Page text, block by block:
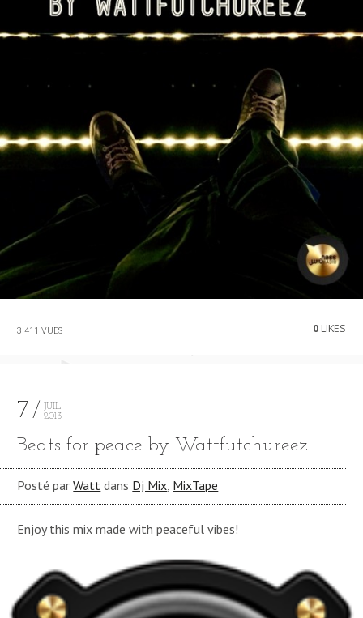
3 411 VUES 0LIKES
7
JUIL
2013
Beats for peace by Wattfutchureez
Posté parWatt dans Dj Mix, MixTape
Enjoy this mix made with peaceful vibes!